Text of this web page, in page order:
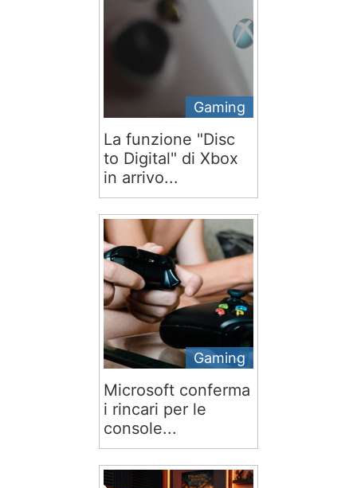
Gaming
La funzione "Disc
to Digital" di Xbox
in arrivo...
Gaming
Microsoft conferma
i rincari per le
console...